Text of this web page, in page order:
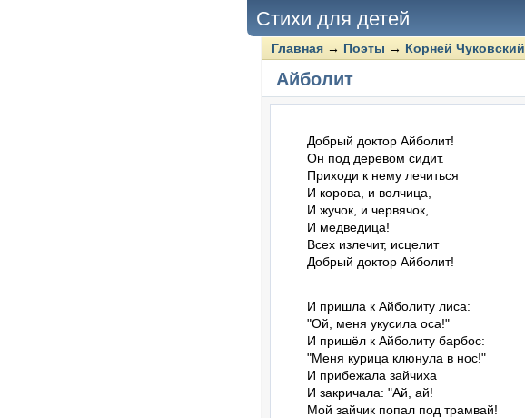
Стихи для детей
Главная → Поэты → Корней Чуковский
Айболит
Добрый доктор Айболит!
Он под деревом сидит.
Приходи к нему лечиться
И корова, и волчица,
И жучок, и червячок,
И медведица!
Всех излечит, исцелит
Добрый доктор Айболит!
И пришла к Айболиту лиса:
"Ой, меня укусила оса!"
И пришёл к Айболиту барбос:
"Меня курица клюнула в нос!"
И прибежала зайчиха
И закричала: "Ай, ай!
Мой зайчик попал под трамвай!